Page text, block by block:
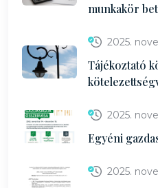
munkakör
2025.
Tájékoztató
2025.
Egyéni
2025.